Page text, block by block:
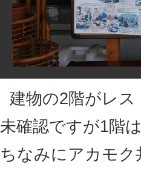
建物の2階がレス
未確認ですが1階
ちなみにアカモ